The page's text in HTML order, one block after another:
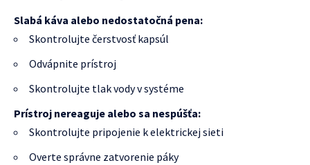
Slabá káva alebo nedostatočná pena:
Skontrolujte čerstvosť kapsúl
Odvápnite prístroj
Skontrolujte tlak vody v systéme
Prístroj nereaguje alebo sa nespúšťa:
Skontrolujte pripojenie k elektrickej sieti
Overte správne zatvorenie páky